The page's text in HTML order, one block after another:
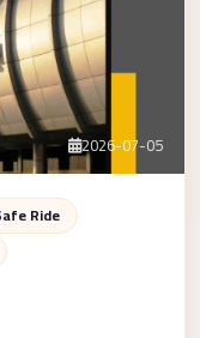
2026-07-05
Ride